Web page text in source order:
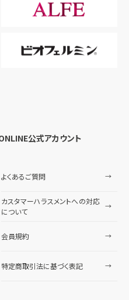
公式アカウント
よくあるご質問
カスタマーハラスメントへの対応
について
会員規約
特定商取引法に基づく表記